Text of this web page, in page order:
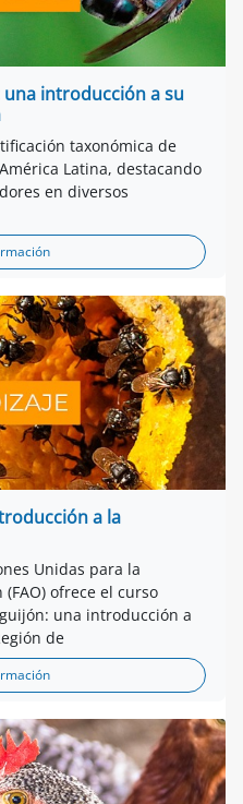
una introducción a su
taxonómica de
Latina, destacando
en diversos
a la
Unidas para la
ofrece el curso
una introducción a
de